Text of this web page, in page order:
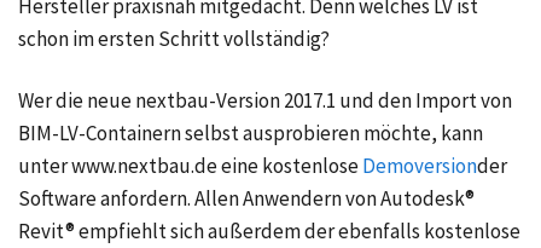
Hersteller praxisnah mitgedacht. Denn welches LV ist
schon im ersten Schritt vollständig?
Wer die neue nextbau-Version 2017.1 und den Import von
BIM-LV-Containern selbst ausprobieren möchte, kann
unter www.nextbau.de eine kostenloseDemoversionder
Software anfordern. Allen Anwendern von Autodesk®
Revit® empfiehlt sich außerdem der ebenfalls kostenlose